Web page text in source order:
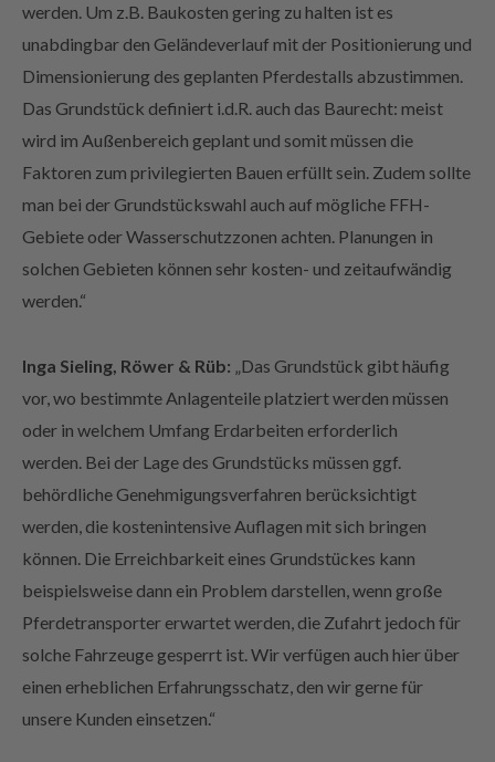
unabdingbar den Geländeverlauf mit der Positionierung und
Dimensionierung des geplanten Pferdestalls abzustimmen.
Das Grundstück definiert i.d.R. auch das Baurecht: meist
wird im Außenbereich geplant und somit müssen die
Faktoren zum privilegierten Bauen erfüllt sein. Zudem sollte
man bei der Grundstückswahl auch auf mögliche FFH-
Gebiete oder Wasserschutzzonen achten. Planungen in
solchen Gebieten können sehr kosten- und zeitaufwändig
werden.“
vor, wo bestimmte Anlagenteile platziert werden müssen
oder in welchem Umfang Erdarbeiten erforderlich
werden.Bei der Lage des Grundstücks müssen ggf.
behördliche Genehmigungsverfahren berücksichtigt
werden, die kostenintensive Auflagen mit sich bringen
können. Die Erreichbarkeit eines Grundstückes kann
beispielsweise dann ein Problem darstellen, wenn große
Pferdetransporter erwartet werden, die Zufahrt jedoch für
solche Fahrzeuge gesperrt ist. Wir verfügen auch hier über
einen erheblichen Erfahrungsschatz, den wir gerne für
unsere Kunden einsetzen.“